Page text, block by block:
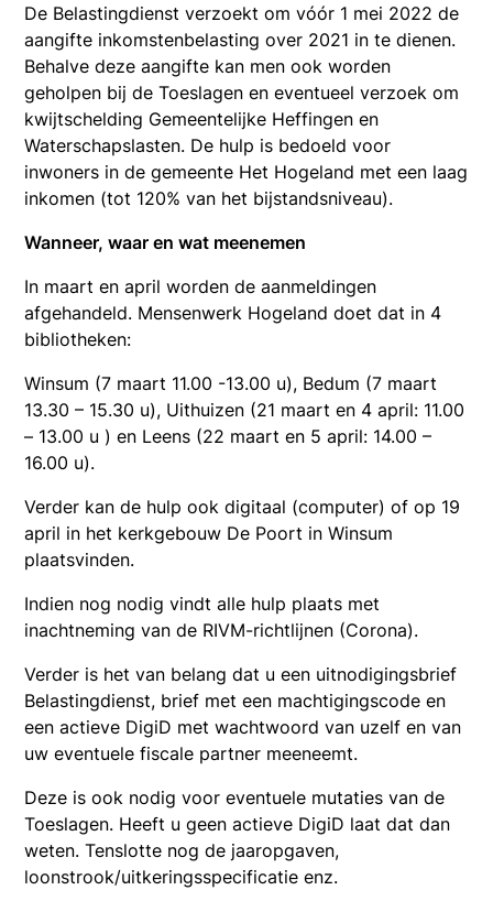
De Belastingdienst verzoekt om vóór 1 mei 2022 de
aangifte inkomstenbelasting over 2021 in te dienen.
Behalve deze aangifte kan men ook worden
geholpen bij de Toeslagen en eventueel verzoek om
kwijtschelding Gemeentelijke Heffingen en
Waterschapslasten. De hulp is bedoeld voor
inwoners in de gemeente Het Hogeland met een laag
inkomen (tot 120% van het bijstandsniveau).
Wanneer, waar en wat meenemen
In maart en april worden de aanmeldingen
afgehandeld. Mensenwerk Hogeland doet dat in 4
bibliotheken:
Winsum (7 maart 11.00 -13.00 u), Bedum (7 maart
13.30 – 15.30 u), Uithuizen (21 maart en 4 april: 11.00
– 13.00 u ) en Leens (22 maart en 5 april: 14.00 –
16.00 u).
Verder kan de hulp ook digitaal (computer) of op 19
april in het kerkgebouw De Poort in Winsum
plaatsvinden.
Indien nog nodig vindt alle hulp plaats met
inachtneming van de RIVM-richtlijnen (Corona).
Verder is het van belang dat u een uitnodigingsbrief
Belastingdienst, brief met een machtigingscode en
een actieve DigiD met wachtwoord van uzelf en van
uw eventuele fiscale partner meeneemt.
Deze is ook nodig voor eventuele mutaties van de
Toeslagen. Heeft u geen actieve DigiD laat dat dan
weten. Tenslotte nog de jaaropgaven,
loonstrook/uitkeringsspecificatie enz.